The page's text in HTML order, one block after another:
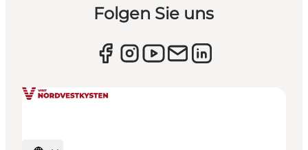
Folgen Sie uns